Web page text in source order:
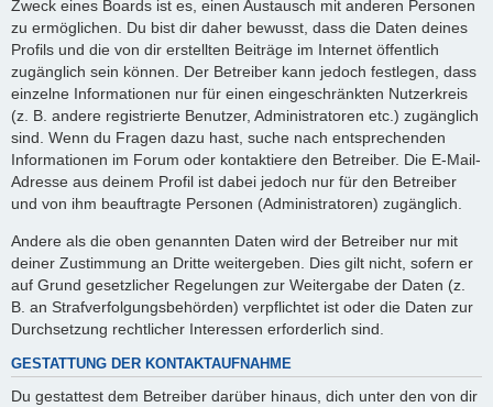
Zweck eines Boards ist es, einen Austausch mit anderen Personen
zu ermöglichen. Du bist dir daher bewusst, dass die Daten deines
Profils und die von dir erstellten Beiträge im Internet öffentlich
zugänglich sein können. Der Betreiber kann jedoch festlegen, dass
einzelne Informationen nur für einen eingeschränkten Nutzerkreis
(z. B. andere registrierte Benutzer, Administratoren etc.) zugänglich
sind. Wenn du Fragen dazu hast, suche nach entsprechenden
Informationen im Forum oder kontaktiere den Betreiber. Die E-Mail-
Adresse aus deinem Profil ist dabei jedoch nur für den Betreiber
und von ihm beauftragte Personen (Administratoren) zugänglich.
Andere als die oben genannten Daten wird der Betreiber nur mit
deiner Zustimmung an Dritte weitergeben. Dies gilt nicht, sofern er
auf Grund gesetzlicher Regelungen zur Weitergabe der Daten (z.
B. an Strafverfolgungsbehörden) verpflichtet ist oder die Daten zur
Durchsetzung rechtlicher Interessen erforderlich sind.
GESTATTUNG DER KONTAKTAUFNAHME
Du gestattest dem Betreiber darüber hinaus, dich unter den von dir